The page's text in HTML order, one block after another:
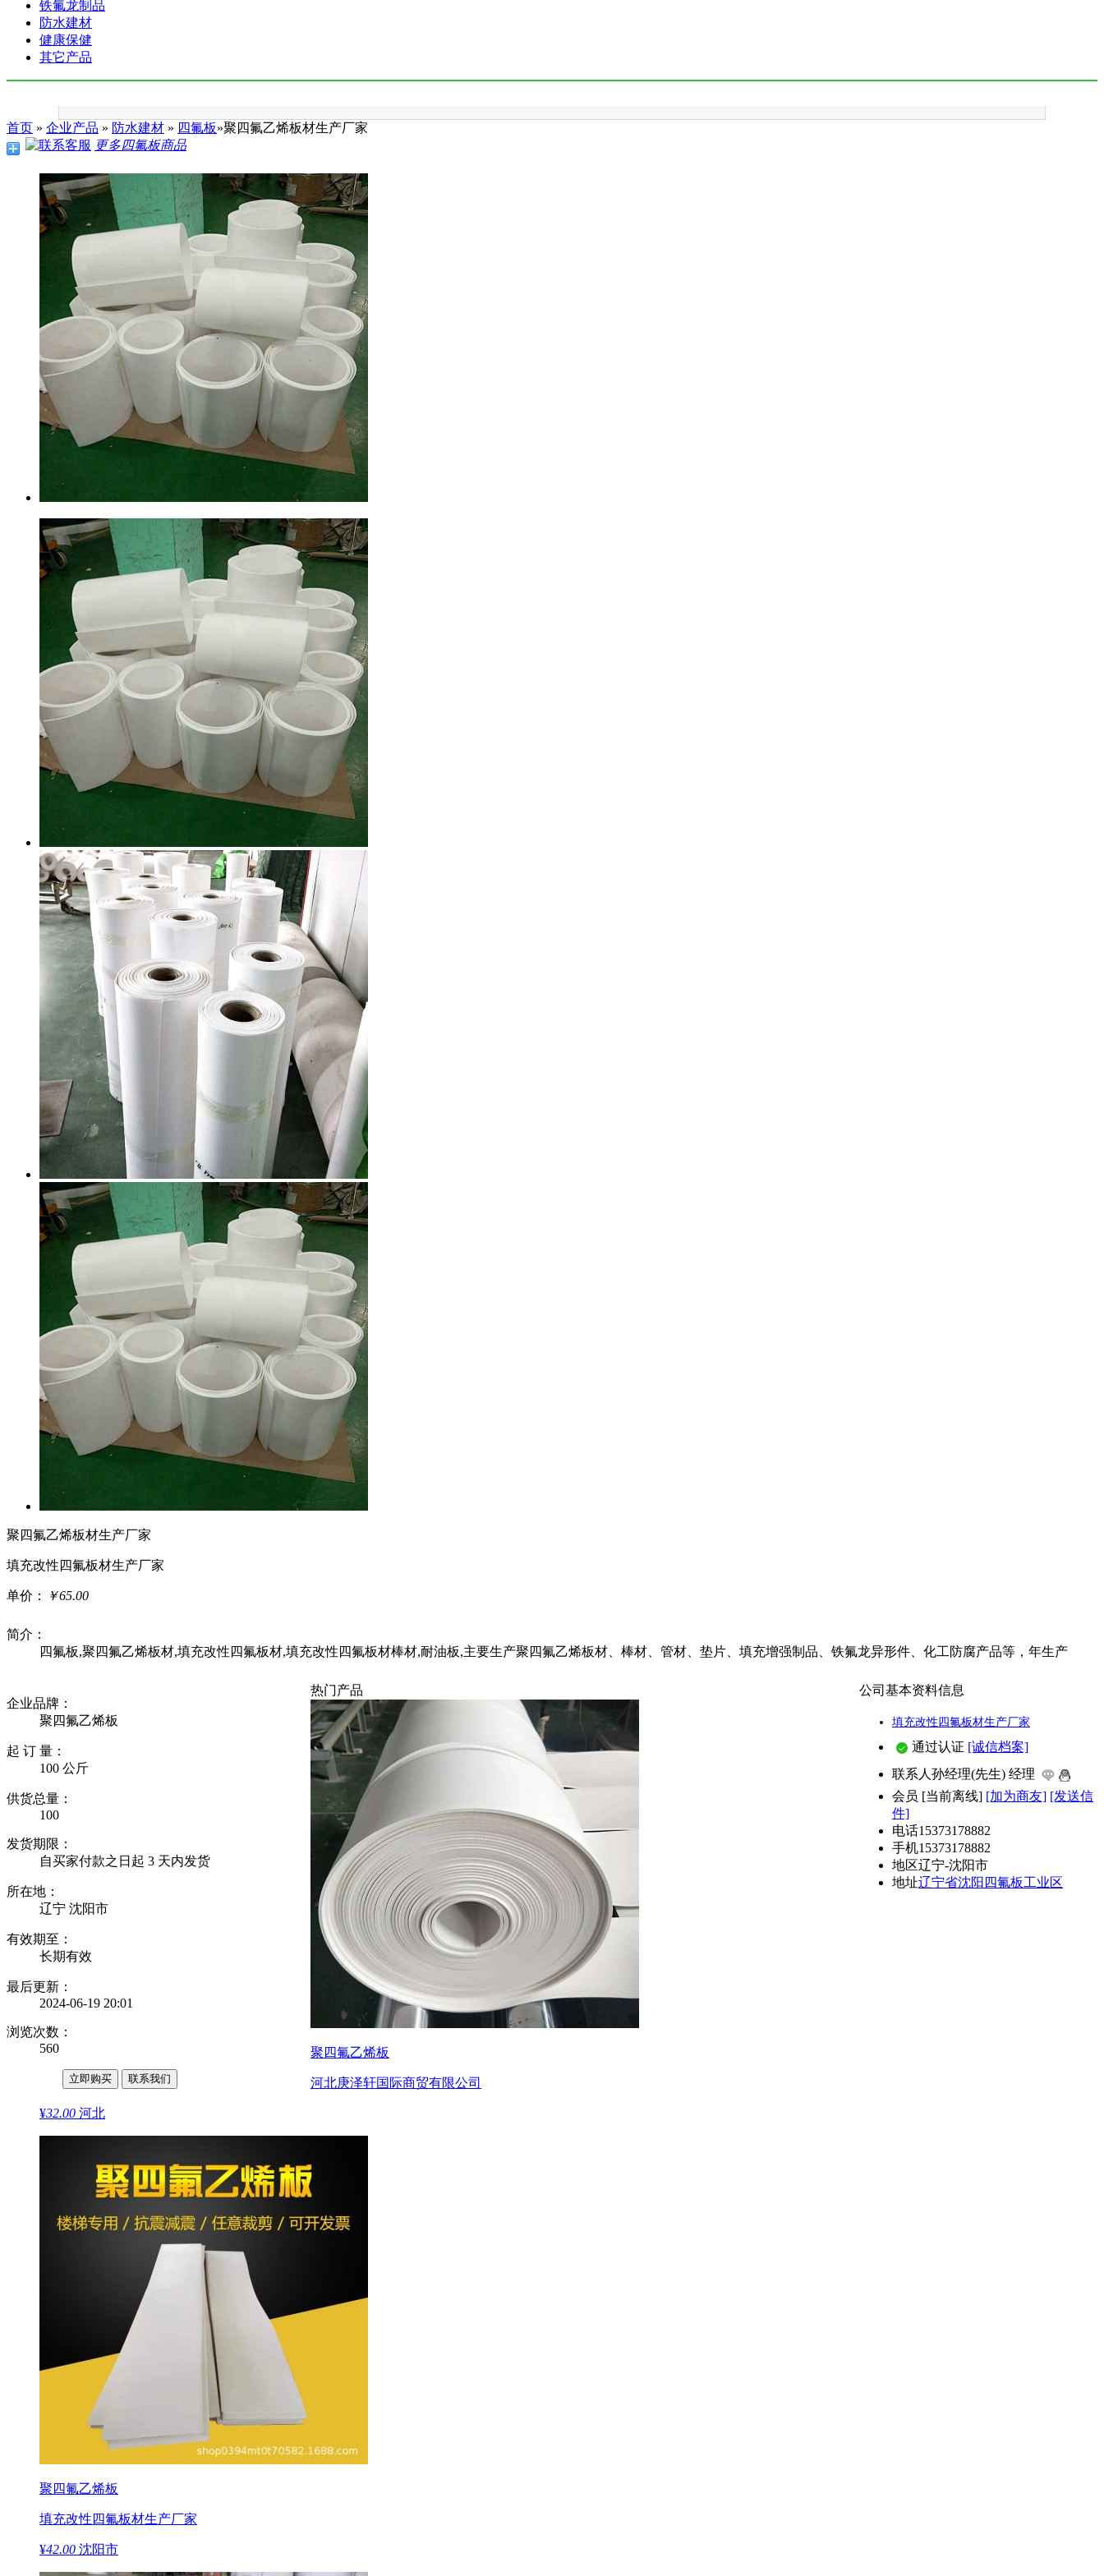
铁氟龙制品
防水建材
健康保健
其它产品
首页 » 企业产品 » 防水建材 » 四氟板»聚四氟乙烯板材生产厂家
更多四氟板商品
聚四氟乙烯板材生产厂家
填充改性四氟板材生产厂家
单价： ￥65.00
简介：
四氟板,聚四氟乙烯板材,填充改性四氟板材,填充改性四氟板材棒材,耐油板,主要生产聚四氟乙烯板材、棒材、管材、垫片、填充增强制品、铁氟龙异形件、化工防腐产品等，年生产
企业品牌：
聚四氟乙烯板
起 订 量：
100 公斤
供货总量：
100
发货期限：
自买家付款之日起 3 天内发货
所在地：
辽宁 沈阳市
有效期至：
长期有效
最后更新：
2024-06-19 20:01
浏览次数：
560
立即购买 联系我们
公司基本资料信息
填充改性四氟板材生产厂家
通过认证 [诚信档案]
联系人 孙经理(先生) 经理
会员 [当前离线] [加为商友] [发送信
件]
电话15373178882
手机15373178882
地区辽宁-沈阳市
地址辽宁省沈阳四氟板工业区
热门产品
聚四氟乙烯板
河北庚泽轩国际商贸有限公司
¥32.00 河北
聚四氟乙烯板
填充改性四氟板材生产厂家
¥42.00 沈阳市